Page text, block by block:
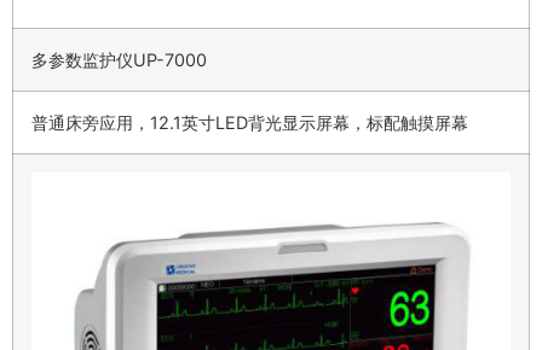
多参数监护仪UP-7000
普通床旁应用，12.1英寸LED背光显示屏幕，标配触摸屏幕